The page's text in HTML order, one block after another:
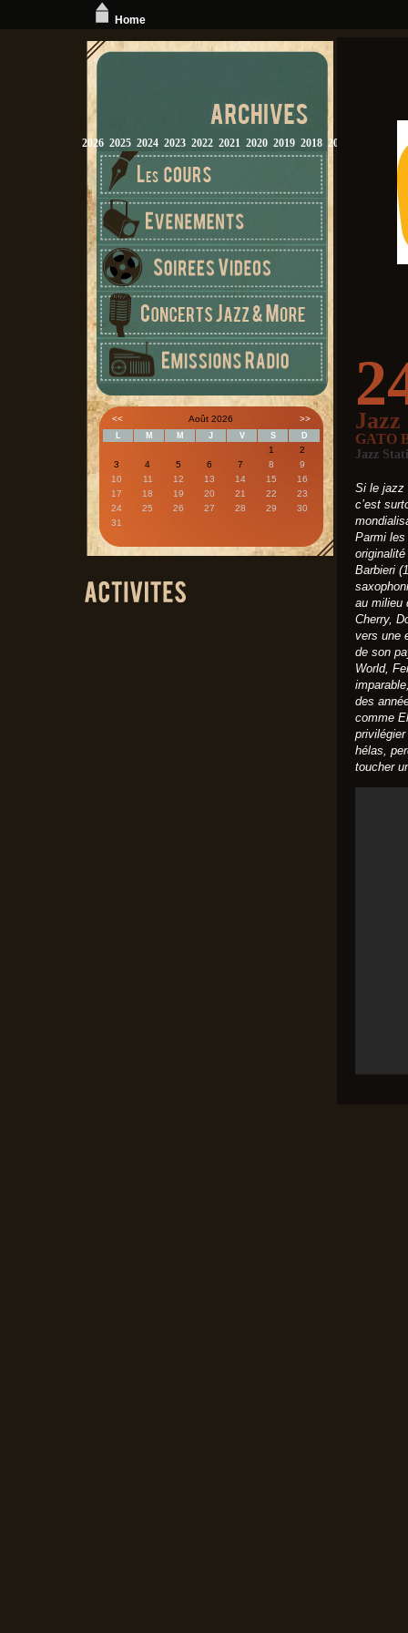
2026 2025 2024 2023 2022 2021 2020 2019 2018 2017
<< Août 2026 >>
L M M J V S D
1
2
3
4 5 6 7 8
9
10
11 12 13 14 15
16
17
18 19 20 21 22
23
24
25 26 27 28 29
30
31
GATO
Jazz
Si le jazz
c’est
Parmi
Barbieri
au milieu
Cherry,
vers une
de son
World,
des
comme
hélas,
toucher
Home